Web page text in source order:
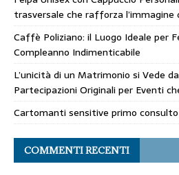
trasversale che rafforza l’immagine
Caffè Poliziano: il Luogo Ideale per
Compleanno Indimenticabile
L’unicità di un Matrimonio si Vede
Partecipazioni Originali per Eventi
Cartomanti sensitive primo
COMMENTI RECENTI